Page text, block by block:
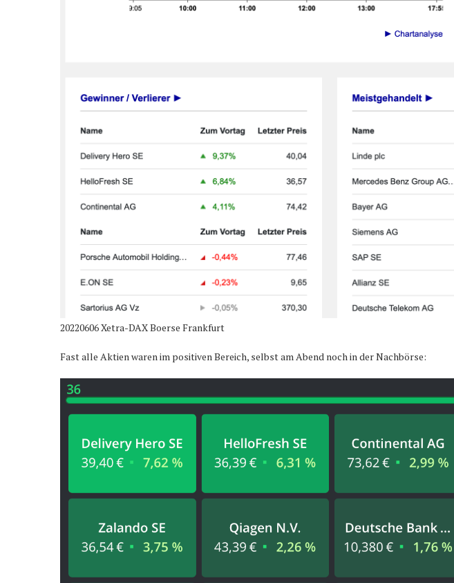
20220606 Xetra-DAX Boerse Frankfurt
Fast alle Aktien waren im positiven Bereich, selbst am Abend noch in der Nachbörse: